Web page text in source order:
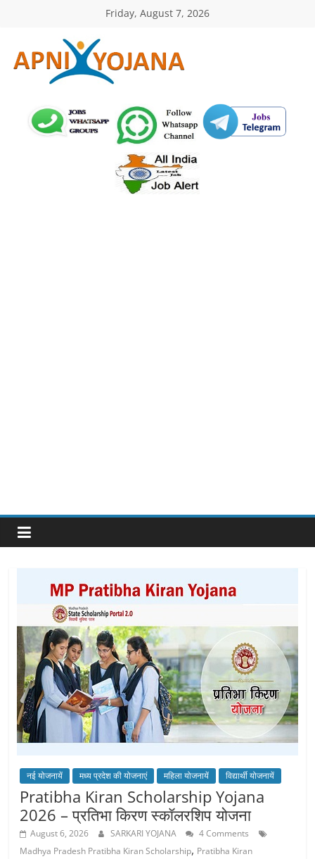
Friday, August 7, 2026
ApniYojana.com
सरकारी
योजनाएँ,
नई योजनायें मध्य प्रदेश की योजनाएं महिला योजनायें विद्यार्थी योजनायें
Pratibha Kiran Scholarship Yojana
2026 – प्रतिभा किरण स्कॉलरशिप योजना
August 6, 2026 SARKARI YOJANA
4 Comments
Madhya Pradesh Pratibha Kiran Scholarship, Pratibha Kiran